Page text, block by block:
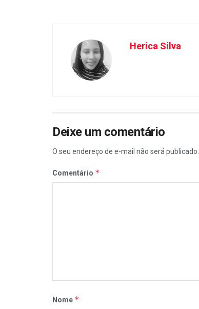
Herica Silva
Deixe um comentário
O seu endereço de e-mail não será publicado.
Comentário *
Nome *